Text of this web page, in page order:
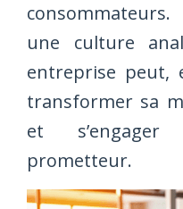
une culture
entreprise peut,
transformer sa
et
prometteur.